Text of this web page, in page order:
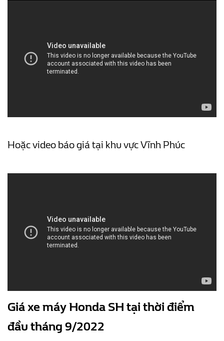
Hoặc video báo giá tại khu vực Vĩnh Phúc
Giá xe máy Honda SH tại thời điểm
đầu tháng 9/2022